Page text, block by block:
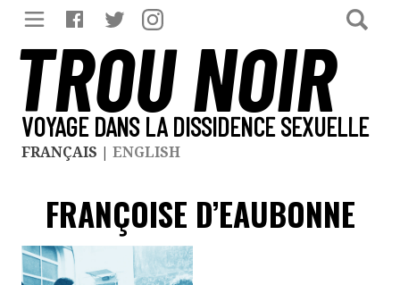
TROU NOIR
VOYAGE DANS LA DISSIDENCE SEXUELLE
FRANÇAIS | ENGLISH
FRANÇOISE D’EAUBONNE